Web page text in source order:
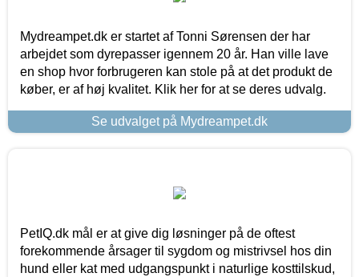
Mydreampet.dk er startet af Tonni Sørensen der har
arbejdet som dyrepasser igennem 20 år. Han ville lave
en shop hvor forbrugeren kan stole på at det produkt de
køber, er af høj kvalitet. Klik her for at se deres udvalg.
Se udvalget på Mydreampet.dk
PetIQ.dk mål er at give dig løsninger på de oftest
forekommende årsager til sygdom og mistrivsel hos din
hund eller kat med udgangspunkt i naturlige kosttilskud,